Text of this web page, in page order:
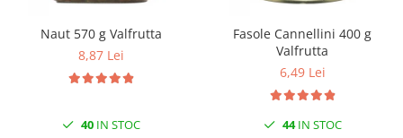
Naut 570 g Valfrutta
8,87 Lei
40IN STOC
Fasole Cannellini 400 g
Valfrutta
6,49 Lei
44IN STOC